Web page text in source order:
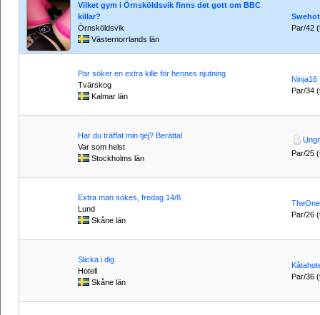
Vilket gym i Örnsköldsvik finns det gott om BBC
killar?
Örnsköldsvik
Västernorrlands län
Par/42
Par söker en extra kille för hennes njutning
Tvärskog
Kalmar län
Ninja16
Par/34
Har du träffat min tjej? Berätta!
Var som helst
Stockholms län
Par/25
Extra man sökes, fredag 14/8.
Lund
Skåne län
Par/26
Slicka i dig
Hotell
Skåne län
Par/36